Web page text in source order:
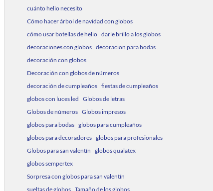
cuánto helio necesito
Cómo hacer árbol de navidad con globos
cómo usar botellas de helio darle brillo a los globos
decoraciones con globos decoracion para bodas
decoración con globos
Decoración con globos de números
decoración de cumpleaños fiestas de cumpleaños
globos con luces led Globos de letras
Globos de números Globos impresos
globos para bodas globos para cumpleaños
globos para decoradores globos para profesionales
Globos para san valentín globos qualatex
globos sempertex
Sorpresa con globos para san valentín
sueltas de globos Tamaño de los globos